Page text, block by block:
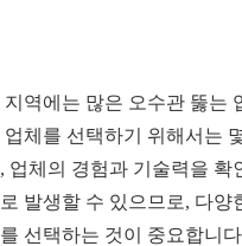
지역에는 많은 오수관 뚫는
업체를 선택하기 위해서는
업체의 경험과 기술력을
발생할 수 있으므로, 다
선택하는 것이 중요합니